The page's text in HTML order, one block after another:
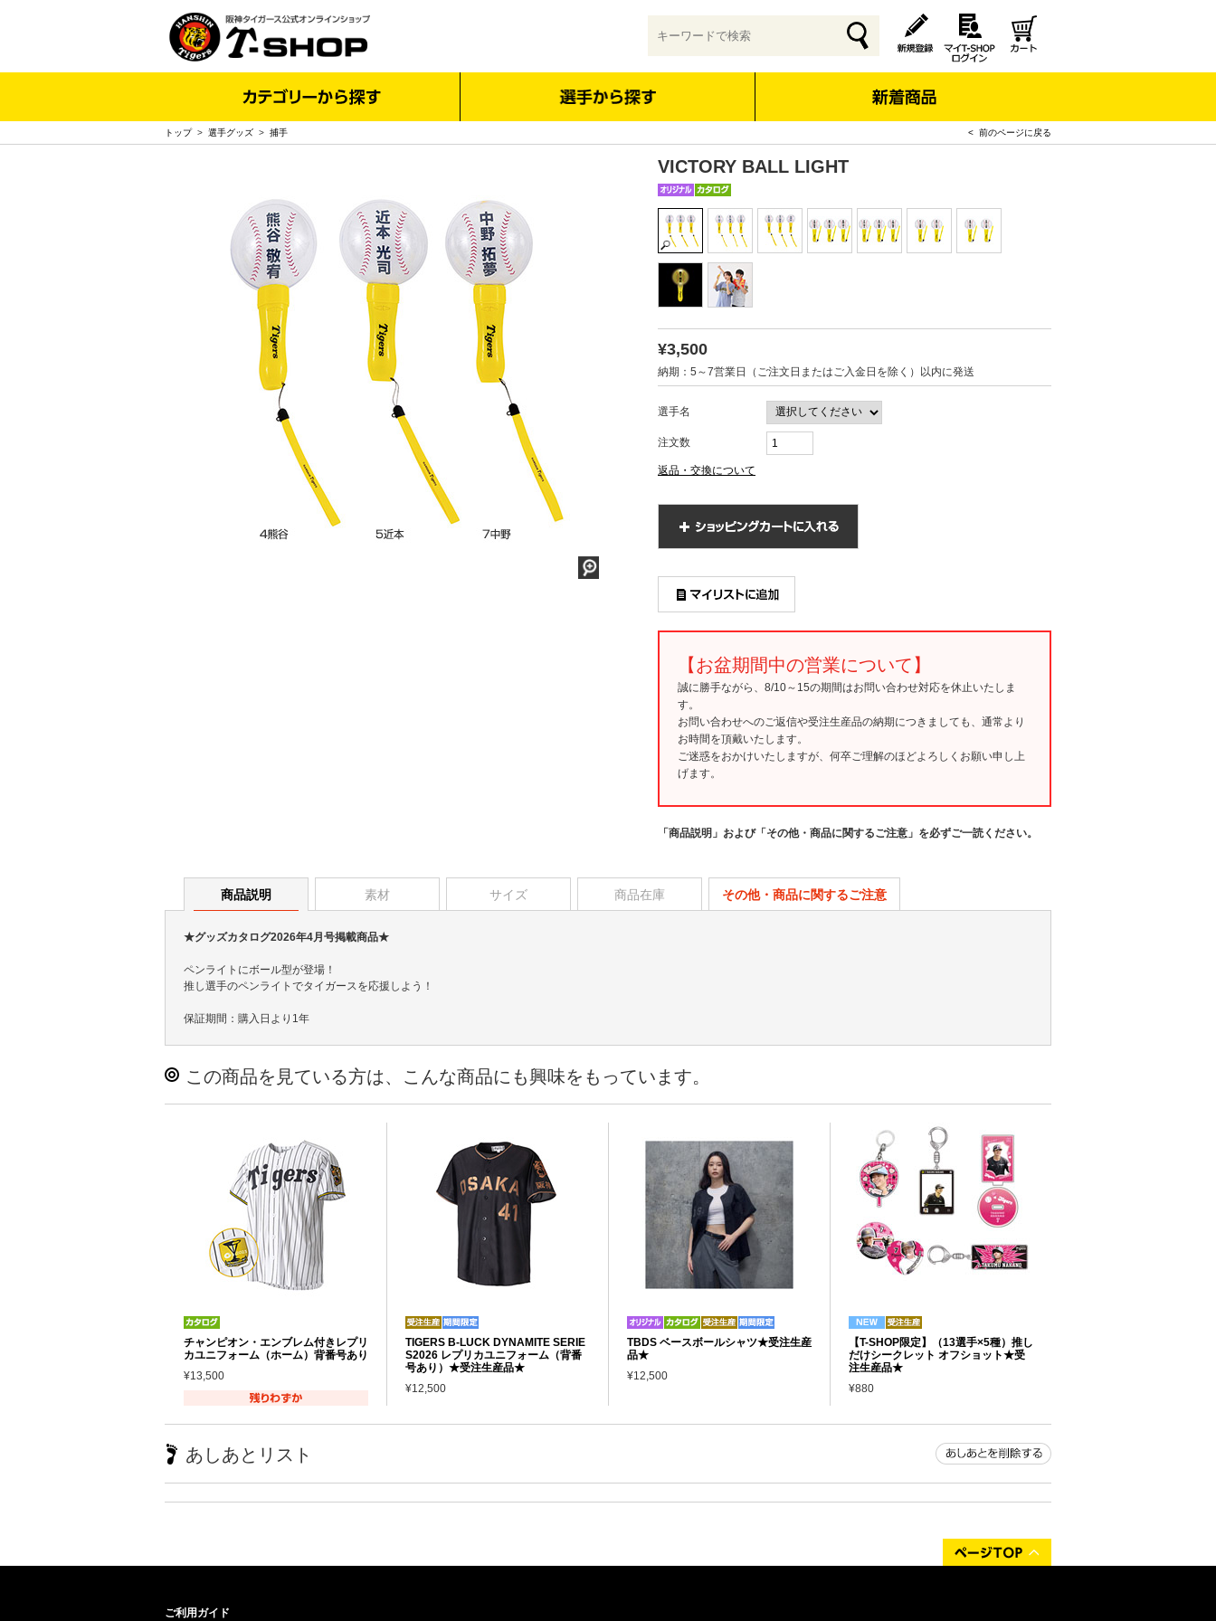
トップ> 選手グッズ > 捕手 < 前のページに戻る
VICTORY BALL LIGHT
¥3,500
納期：5～7営業日（ご注文日またはご入金日を除く）以内に発送
選手名
注文数
返品・交換について
【お盆期間中の営業について】
誠に勝手ながら、8/10～15の期間はお問い合わせ対応を休止いたしま
す。
お問い合わせへのご返信や受注生産品の納期につきましても、通常より
お時間を頂戴いたします。
ご迷惑をおかけいたしますが、何卒ご理解のほどよろしくお願い申し上
げます。
「商品説明」および「その他・商品に関するご注意」を必ずご一読ください。
商品説明 素材 サイズ 商品在庫 その他・商品に関するご注意
★グッズカタログ2026年4月号掲載商品★
ペンライトにボール型が登場！
推し選手のペンライトでタイガースを応援しよう！
保証期間：購入日より1年
この商品を見ている方は、こんな商品にも興味をもっています。
チャンピオン・エンブレム付きレプリ
カユニフォーム（ホーム）背番号あり
¥13,500
TIGERS B-LUCK DYNAMITE SERIE
S2026 レプリカユニフォーム（背番
号あり）★受注生産品★
¥12,500
TBDS ベースボールシャツ★受注生産
品★
¥12,500
【T-SHOP限定】（13選手×5種）推し
だけシークレット オフショット★受
注生産品★
¥880
あしあとリスト
ご利用ガイド